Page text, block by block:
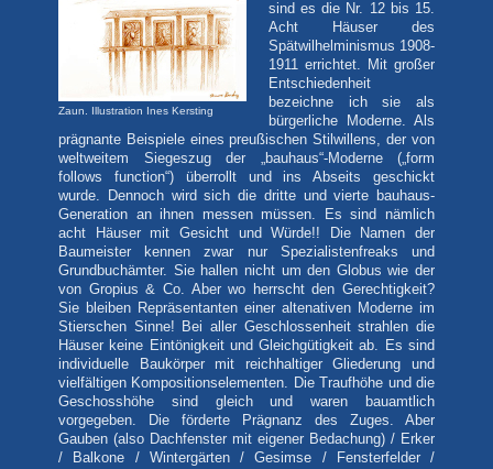
Zaun. Illustration Ines Kersting
sind es die Nr. 12 bis 15.
Acht Häuser des
Spätwilhelminismus 1908-
1911 errichtet. Mit großer
Entschiedenheit
bezeichne ich sie als
bürgerliche Moderne. Als
prägnante Beispiele eines preußischen Stilwillens, der von
weltweitem Siegeszug der „bauhaus“-Moderne („form
follows function“) überrollt und ins Abseits geschickt
wurde. Dennoch wird sich die dritte und vierte bauhaus-
Generation an ihnen messen müssen. Es sind nämlich
acht Häuser mit Gesicht und Würde!! Die Namen der
Baumeister kennen zwar nur Spezialistenfreaks und
Grundbuchämter. Sie hallen nicht um den Globus wie der
von Gropius & Co. Aber wo herrscht den Gerechtigkeit?
Sie bleiben Repräsentanten einer altenativen Moderne im
Stierschen Sinne! Bei aller Geschlossenheit strahlen die
Häuser keine Eintönigkeit und Gleichgütigkeit ab. Es sind
individuelle Baukörper mit reichhaltiger Gliederung und
vielfältigen Kompositionselementen. Die Traufhöhe und die
Geschosshöhe sind gleich und waren bauamtlich
vorgegeben. Die förderte Prägnanz des Zuges. Aber
Gauben (also Dachfenster mit eigener Bedachung) / Erker
/ Balkone / Wintergärten / Gesimse / Fensterfelder /